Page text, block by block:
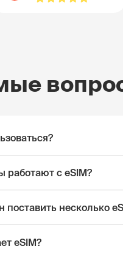
работают с eSIM?
несколько
eSIM?